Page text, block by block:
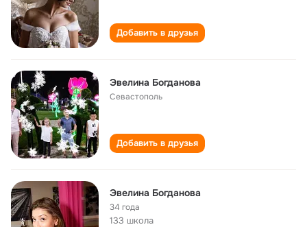
Добавить в друзья
Эвелина Богданова
Севастополь
Добавить в друзья
Эвелина Богданова
34 года
133 школа